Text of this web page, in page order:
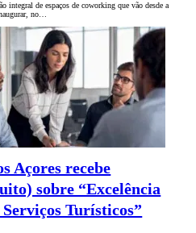
integral de espaços de coworking que vão desde a
no…
Açores recebe
sobre “Excelência
Turísticos”